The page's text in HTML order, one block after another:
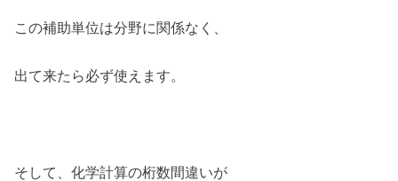
この補助単位は分野に関係なく、
出て来たら必ず使えます。
そして、化学計算の桁数間違いが